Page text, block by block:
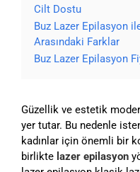
Cilt Dostu
Buz Lazer Epilasyon
Arasındaki Farklar
Buz Lazer Epilasyon
Güzellik ve estetik
yer tutar. Bu nedenle
kadınlar için önemli bir
birlikte lazer epilasyon